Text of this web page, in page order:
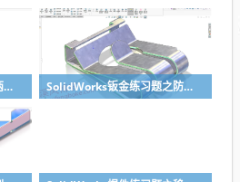
SolidWorks曲面练习题之两步踢凳建模，看似曲面实则特征 SolidWorks钣金练习题之防松档卡建模，钣金命令综合练习